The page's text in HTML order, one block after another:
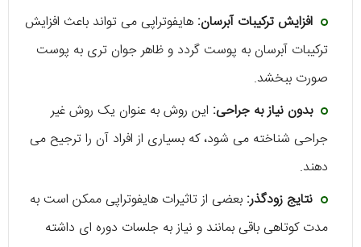
افزایش ترکیبات آبرسان: هایفوتراپی می تواند باعث افزایش
ترکیبات آبرسان به پوست گردد و ظاهر جوان تری به پوست
صورت ببخشد.
بدون نیاز به جراحی: این روش به عنوان یک روش غیر
جراحی شناخته می شود، که بسیاری از افراد آن را ترجیح می
دهند.
نتایج زودگذر: بعضی از تاثیرات هایفوتراپی ممکن است به
مدت کوتاهی باقی بمانند و نیاز به جلسات دوره ای داشته